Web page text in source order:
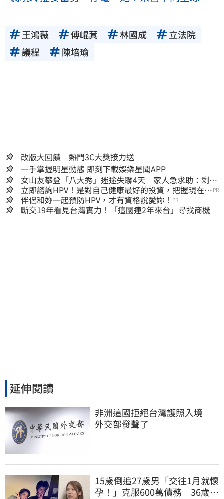
王鴻薇 傅崐萁 林國成
立法院
議程
陳培瑜
改版大回饋 熱門3C大獎接力送
一手掌握明星動態 即刻下載娛樂星聞APP
女山友攀登「八大秀」迷途失聯4天 家人急求助：剩我
媽還沒找到
立即諮詢HPV！是對自己健康最好的投資，把握現在不
嫌晚！
PR
伴侶和妳一起預防HPV，才有資格說愛妳！ PR
斷交19年看見台灣實力！「這國連2年來台」尋找商機
延伸閱讀
非洲這國拒絕台灣護照入境
外交部發聲了
15歲倒追27歲男「交往1月就懷
孕！」克服600萬債務 36歲美